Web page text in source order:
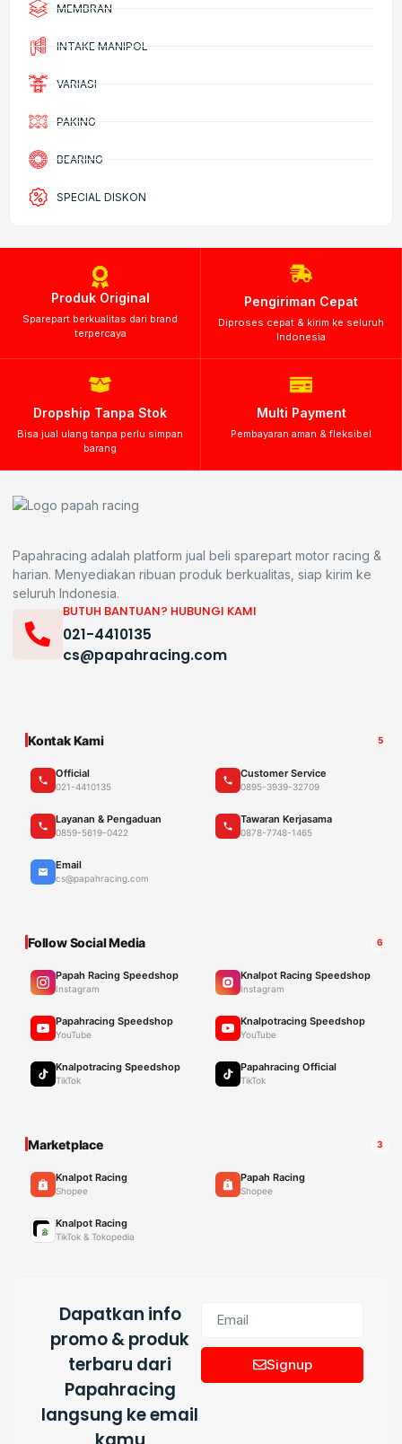
MEMBRAN
INTAKE MANIPOL
VARIASI
PAKING
BEARING
SPECIAL DISKON
Produk Original
Sparepart berkualitas dari brand
terpercaya
Pengiriman Cepat
Diproses cepat & kirim ke seluruh
Indonesia
Dropship Tanpa Stok
Bisa jual ulang tanpa perlu simpan
barang
Multi Payment
Pembayaran aman & fleksibel
Papahracing adalah platform jual beli sparepart motor racing &
harian. Menyediakan ribuan produk berkualitas, siap kirim ke
seluruh Indonesia.
BUTUH BANTUAN? HUBUNGI KAMI
021-4410135
cs@papahracing.com
Kontak Kami 5
Official
021-4410135
Customer Service
0895-3939-32709
Layanan & Pengaduan
0859-5619-0422
Tawaran Kerjasama
0878-7748-1465
Email
cs@papahracing.com
Follow Social Media 6
Papah Racing Speedshop
Instagram
Knalpot Racing Speedshop
Instagram
Papahracing Speedshop
YouTube
Knalpotracing Speedshop
YouTube
Knalpotracing Speedshop
TikTok
Papahracing Official
TikTok
Marketplace 3
Knalpot Racing
Shopee
Papah Racing
Shopee
Knalpot Racing
TikTok & Tokopedia
Dapatkan info
promo & produk
terbaru dari
Papahracing
langsung ke email
Signup